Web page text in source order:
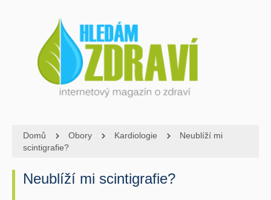
Domů Obory Kardiologie
Neublíží mi
scintigrafie?
Neublíží mi scintigrafie?